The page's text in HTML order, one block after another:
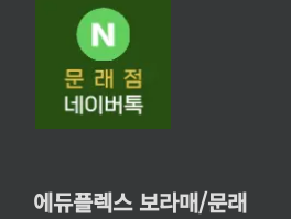
에듀플렉스 보라매/문래